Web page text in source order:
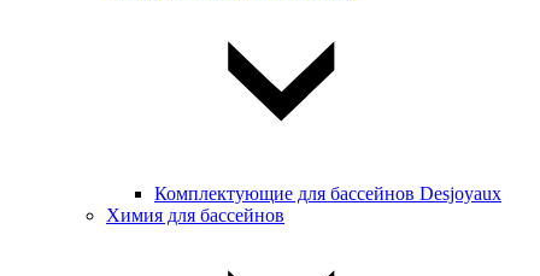
Комплектующие для бассейнов Desjoyaux
Химия для бассейнов